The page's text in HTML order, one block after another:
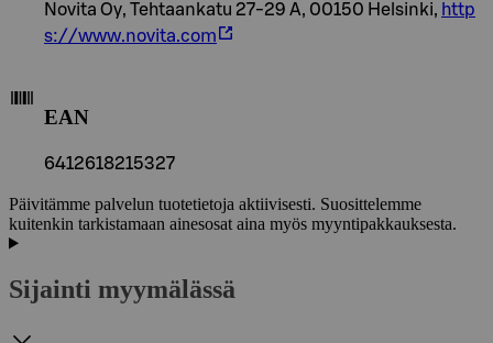
Novita Oy, Tehtaankatu 27-29 A, 00150 Helsinki, http
s://www.novita.com
EAN
6412618215327
Päivitämme palvelun tuotetietoja aktiivisesti. Suosittelemme
kuitenkin tarkistamaan ainesosat aina myös myyntipakkauksesta.
Sijainti myymälässä